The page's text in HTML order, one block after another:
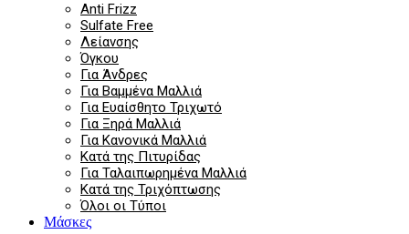
Anti Frizz
Sulfate Free
Λείανσης
Όγκου
Για Άνδρες
Για Βαμμένα Μαλλιά
Για Ευαίσθητο Τριχωτό
Για Ξηρά Μαλλιά
Για Κανονικά Μαλλιά
Κατά της Πιτυρίδας
Για Ταλαιπωρημένα Μαλλιά
Κατά της Τριχόπτωσης
Όλοι οι Τύποι
Μάσκες